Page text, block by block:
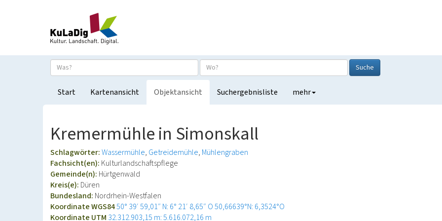
Suche
Start Kartenansicht Objektansicht Suchergebnisliste mehr
Kremermühle in Simonskall
Schlagwörter:Wassermühle Getreidemühle Mühlengraben
Fachsicht(en): Kulturlandschaftspflege
Gemeinde(n): Hürtgenwald
Kreis(e): Düren
Bundesland: Nordrhein-Westfalen
Koordinate WGS8450° 39′ 59,01″ N: 6° 21′ 8,65″ O50,66639°N: 6,3524°O
Koordinate UTM 32.312.903,15 m: 5.616.072,16 m